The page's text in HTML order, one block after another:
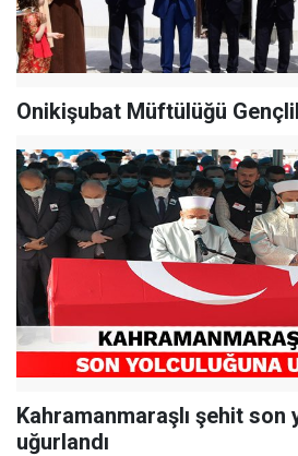
Onikişubat Müftülüğü
Kahramanmaraşlı şehit son
uğurlandı